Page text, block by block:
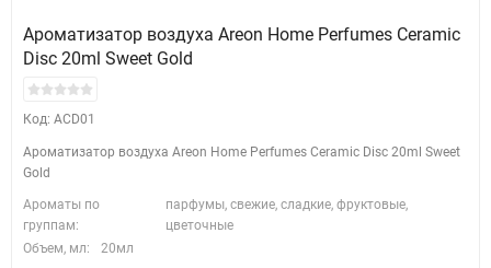
Ароматизатор воздуха Areon Home Perfumes Ceramic
Disc 20ml Sweet Gold
Код: ACD01
Ароматизатор воздуха Areon Home Perfumes Ceramic Disc 20ml Sweet
Gold
Ароматы по
группам:
парфумы, свежие, сладкие, фруктовые,
цветочные
Объем, мл:
20мл